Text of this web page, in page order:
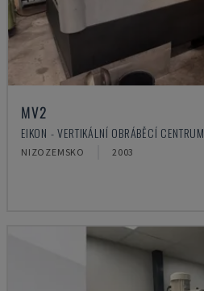
MV2
EIKON - VERTIKÁLNÍ OBRÁBĚCÍ CENTRUM
NIZOZEMSKO 2003